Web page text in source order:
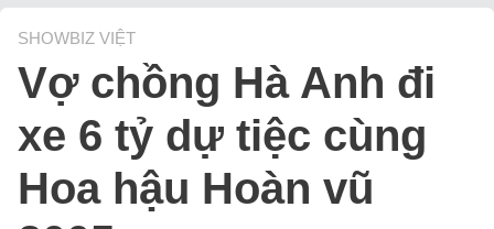
SHOWBIZ VIỆT
Vợ chồng Hà Anh đi
xe 6 tỷ dự tiệc cùng
Hoa hậu Hoàn vũ